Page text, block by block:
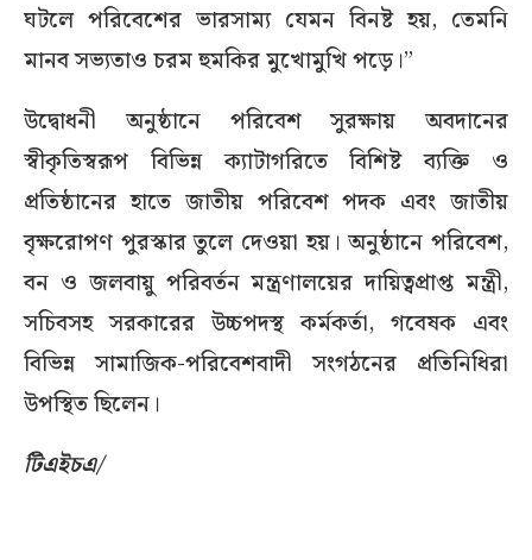
ঘটলে পরিবেশের ভারসাম্য যেমন বিনষ্ট হয়, তেমনি
মানব সভ্যতাও চরম হুমকির মুখোমুখি পড়ে।”
উদ্বোধনী অনুষ্ঠানে পরিবেশ সুরক্ষায় অবদানের
স্বীকৃতিস্বরূপ বিভিন্ন ক্যাটাগরিতে বিশিষ্ট ব্যক্তি ও
প্রতিষ্ঠানের হাতে জাতীয় পরিবেশ পদক এবং জাতীয়
বৃক্ষরোপণ পুরস্কার তুলে দেওয়া হয়। অনুষ্ঠানে পরিবেশ,
বন ও জলবায়ু পরিবর্তন মন্ত্রণালয়ের দায়িত্বপ্রাপ্ত মন্ত্রী,
সচিবসহ সরকারের উচ্চপদস্থ কর্মকর্তা, গবেষক এবং
বিভিন্ন সামাজিক-পরিবেশবাদী সংগঠনের প্রতিনিধিরা
উপস্থিত ছিলেন।
টিএইচএ/